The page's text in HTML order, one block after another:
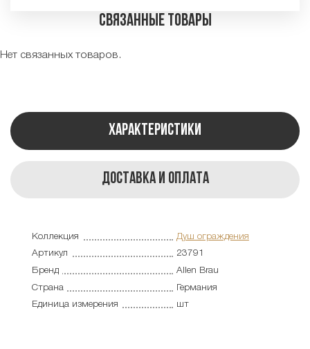
Связанные товары
Нет связанных товаров.
Характеристики
Доставка и оплата
Коллекция
Душ ограждения
Артикул
23791
Бренд
Allen Brau
Страна
Германия
Единица измерения
шт